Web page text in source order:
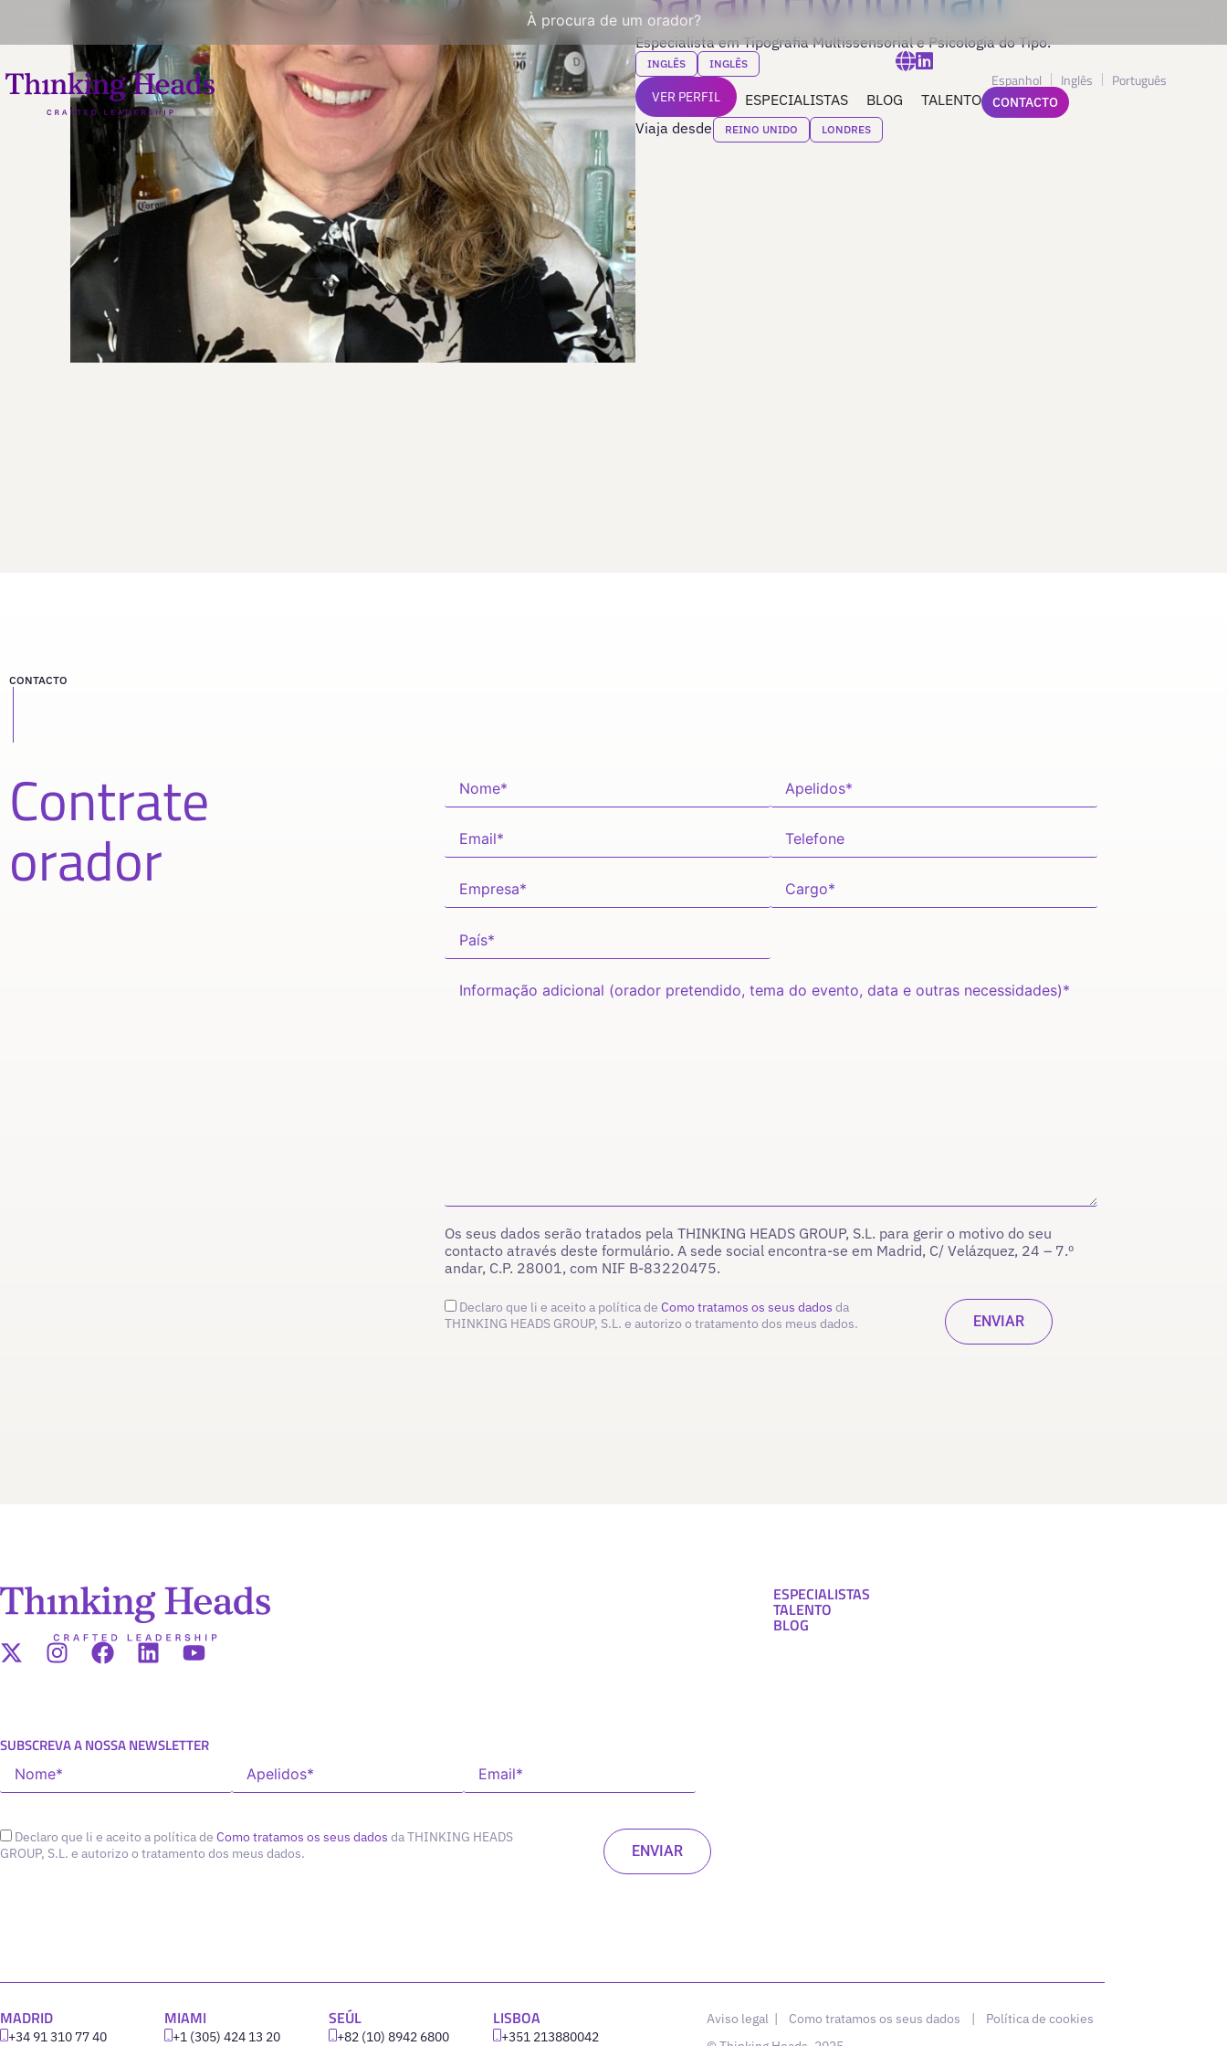
À procura de um orador?
ESPECIALISTAS BLOG TALENTO
Espanhol Inglês Português
CONTACTO
Especialista em Tipografia Multissensorial e Psicologia do Tipo.
INGLÊS INGLÊS
VER PERFIL
Viaja desde REINO UNIDO LONDRES
CONTACTO
Contrate
orador
Os seus dados serão tratados pela THINKING HEADS GROUP, S.L. para gerir o motivo do seu
contacto através deste formulário. A sede social encontra-se em Madrid, C/ Velázquez, 24 – 7.º
andar, C.P. 28001, com NIF B-83220475.
Declaro que li e aceito a política de Como tratamos os seus dados da
THINKING HEADS GROUP, S.L. e autorizo o tratamento dos meus dados.
SUBSCREVA A NOSSA NEWSLETTER
Declaro que li e aceito a política de Como tratamos os seus dados da THINKING HEADS
GROUP, S.L. e autorizo o tratamento dos meus dados.
ESPECIALISTAS
TALENTO
BLOG
MADRID
+34 91 310 77 40
MIAMI
+1 (305) 424 13 20
SEÚL
+82 (10) 8942 6800
LISBOA
‪+351 213880042
Aviso legal | Como tratamos os seus dados | Política de cookies